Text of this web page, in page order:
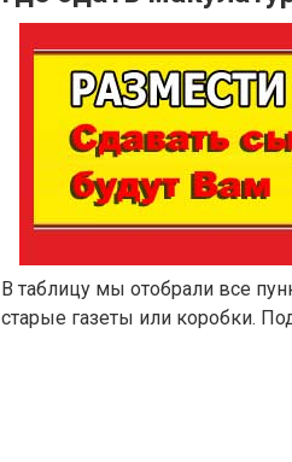
В таблицу мы отобрали все
старые газеты или коробки.